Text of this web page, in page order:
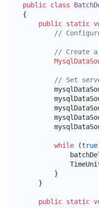
public class
{
public static
//
// Create a
// Set
while (true
        }
    }
public static